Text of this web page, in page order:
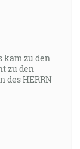
kam zu den
zu den
des HERRN